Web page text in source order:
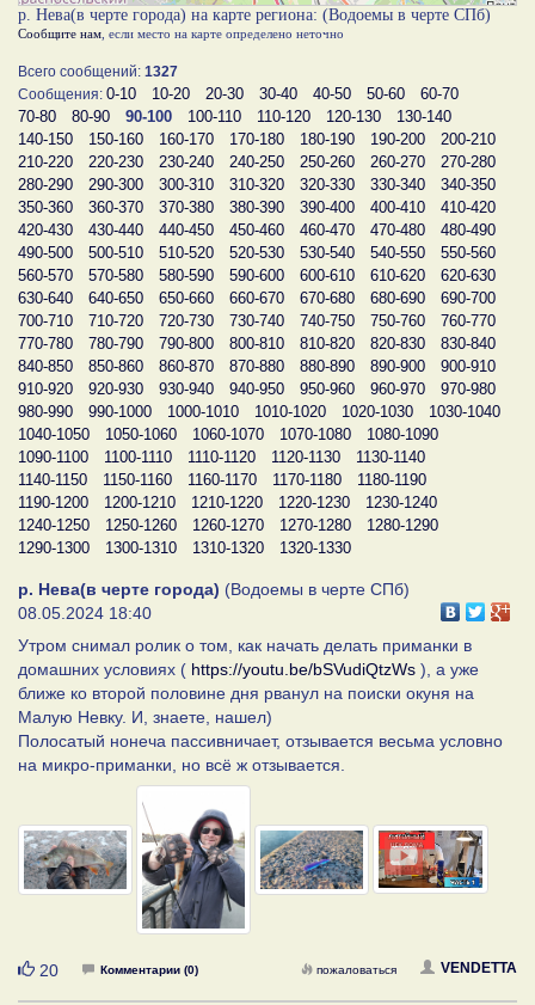
р. Нева(в черте города) на карте региона: (Водоемы в черте СПб)
Сообщите нам , если место на карте определено неточно
Всего сообщений: 1327
Сообщения: 0-10 10-20 20-30 30-40 40-50 50-60
60-70
70-80
80-90 90-100 100-110 110-120 120-130
130-140
140-150
150-160 160-170 170-180 180-190 190-200
200-210
210-220
220-230 230-240 240-250 250-260 260-270
270-280
280-290
290-300 300-310 310-320 320-330 330-340
340-350
350-360
360-370 370-380 380-390 390-400 400-410
410-420
420-430
430-440 440-450 450-460 460-470 470-480
480-490
490-500
500-510 510-520 520-530 530-540 540-550
550-560
560-570
570-580 580-590 590-600 600-610 610-620
620-630
630-640
640-650 650-660 660-670 670-680 680-690
690-700
700-710
710-720 720-730 730-740 740-750 750-760
760-770
770-780
780-790 790-800 800-810 810-820 820-830
830-840
840-850
850-860 860-870 870-880 880-890 890-900
900-910
910-920
920-930 930-940 940-950 950-960 960-970
970-980
980-990
990-1000 1000-1010 1010-1020 1020-1030
1030-1040
1040-1050
1050-1060 1060-1070 1070-1080
1080-1090
1090-1100
1100-1110 1110-1120 1120-1130
1130-1140
1140-1150
1150-1160 1160-1170 1170-1180
1180-1190
1190-1200
1200-1210 1210-1220 1220-1230
1230-1240
1240-1250
1250-1260 1260-1270 1270-1280
1280-1290
1290-1300
1300-1310 1310-1320 1320-1330
р. Нева(в черте города) (Водоемы в черте СПб)
08.05.2024 18:40
Утром снимал ролик о том, как начать делать приманки в
домашних условиях ( https://youtu.be/bSVudiQtzWs ), а уже
ближе ко второй половине дня рванул на поиски окуня на
Малую Невку. И, знаете, нашел)
Полосатый нонеча пассивничает, отзывается весьма условно
на микро-приманки, но всё ж отзывается.
Нравится
20 Комментарии (0) VENDETTA
пожаловаться